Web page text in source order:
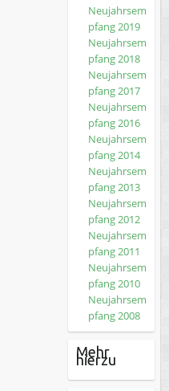
Neujahrsem
pfang 2019
Neujahrsem
pfang 2018
Neujahrsem
pfang 2017
Neujahrsem
pfang 2016
Neujahrsem
pfang 2014
Neujahrsem
pfang 2013
Neujahrsem
pfang 2012
Neujahrsem
pfang 2011
Neujahrsem
pfang 2010
Neujahrsem
pfang 2008
Mehr
hierzu